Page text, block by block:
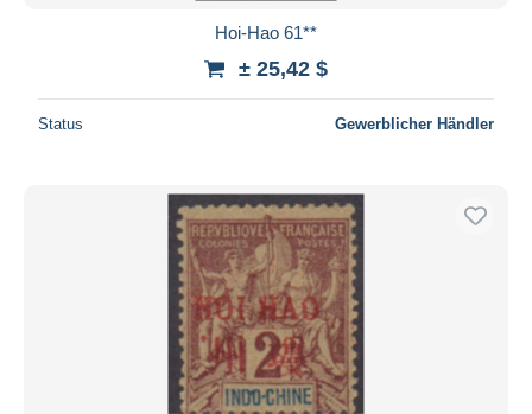
Hoi-Hao 61**
± 25,42 $
Status Gewerblicher Händler